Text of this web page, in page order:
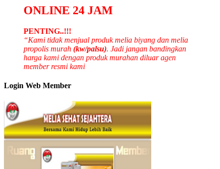
ONLINE 24 JAM
PENTING..!!!
“Kami tidak menjual produk melia biyang dan melia
propolis murah (kw/palsu). Jadi jangan bandingkan
harga kami dengan produk murahan diluar agen
member resmi kami
Login Web Member